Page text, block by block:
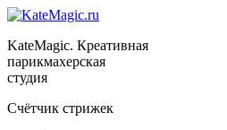
KateMagic. Креативная
парикмахерская
студия
Счётчик стрижек